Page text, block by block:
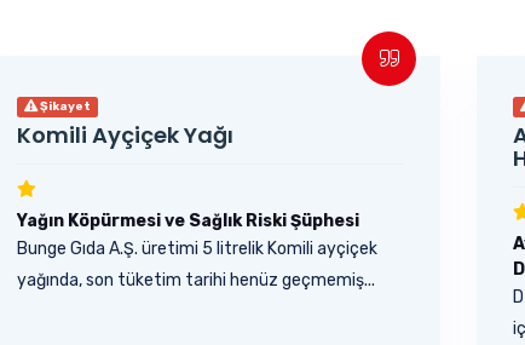
Şikayet
Komili Ayçiçek Yağı
Yağın Köpürmesi ve Sağlık Riski Şüphesi
Bunge Gıda A.Ş. üretimi 5 litrelik Komili ayçiçek
yağında, son tüketim tarihi henüz geçmemiş...